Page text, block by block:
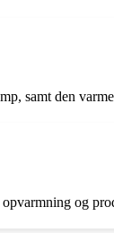
samt den
og